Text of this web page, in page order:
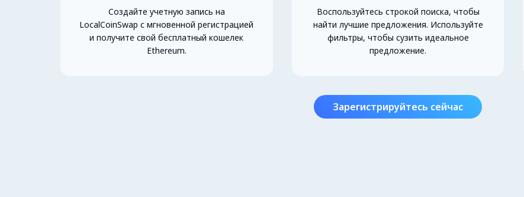
Создайте учетную запись на
LocalCoinSwap с мгновенной регистрацией
и получите свой бесплатный кошелек
Ethereum.
Воспользуйтесь строкой поиска, чтобы
найти лучшие предложения. Используйте
фильтры, чтобы сузить идеальное
предложение.
Зарегистрируйтесь сейчас